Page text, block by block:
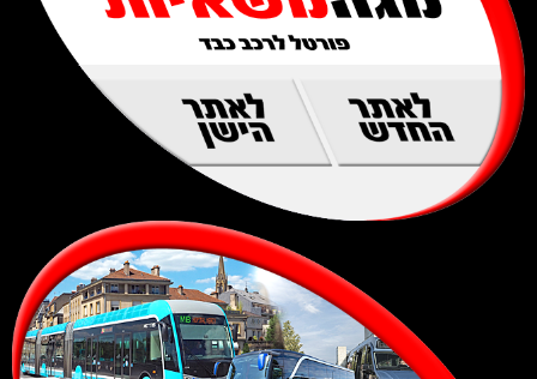
לאתר
החדש
לאתר
הישן